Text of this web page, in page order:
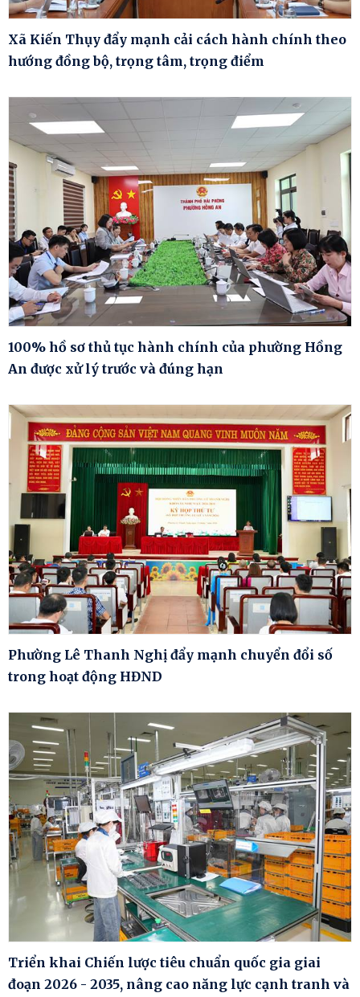
Xã Kiến Thụy đẩy mạnh cải cách hành chính theo
hướng đồng bộ, trọng tâm, trọng điểm
100% hồ sơ thủ tục hành chính của phường Hồng
An được xử lý trước và đúng hạn
Phường Lê Thanh Nghị đẩy mạnh chuyển đổi số
trong hoạt động HĐND
Triển khai Chiến lược tiêu chuẩn quốc gia giai
đoạn 2026 - 2035, nâng cao năng lực cạnh tranh và